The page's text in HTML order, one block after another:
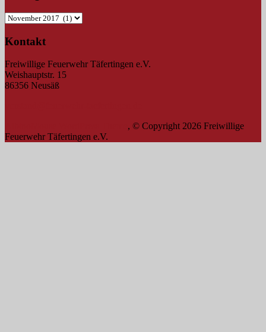
Beitragsarchiv
Kontakt
Freiwillige Feuerwehr Täfertingen e.V.
Weishauptstr. 15
86356 Neusäß
, © Copyright 2026 Freiwillige
Feuerwehr Täfertingen e.V.